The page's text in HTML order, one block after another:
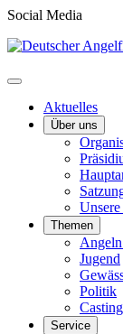
Social Media
Aktuelles
Über uns
Themen
Jugend
Politik
Service